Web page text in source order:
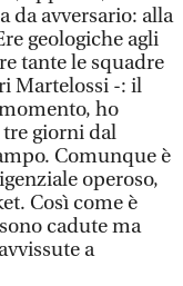
da avversario: alla
geologiche agli
tante le squadre
Martelossi -: il
ho
tre giorni dal
Comunque è
operoso,
Così come è
cadute ma
a